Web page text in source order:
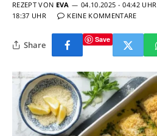
REZEPT VON EVA 04.10.2025 - 04:42 UHR
18:37 UHR
KEINE KOMMENTARE
Share Save